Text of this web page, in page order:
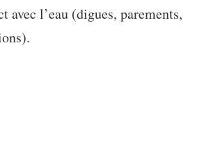
avec l’eau (digues, parements,